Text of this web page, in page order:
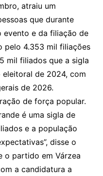
atraiu um
que durante
e da filiação de
pelo 4.353 mil filiações
mil filiados que a sigla
de 2024, com
de 2026.
de força popular.
é uma sigla de
e a população
disse o
o partido em Várzea
a candidatura a